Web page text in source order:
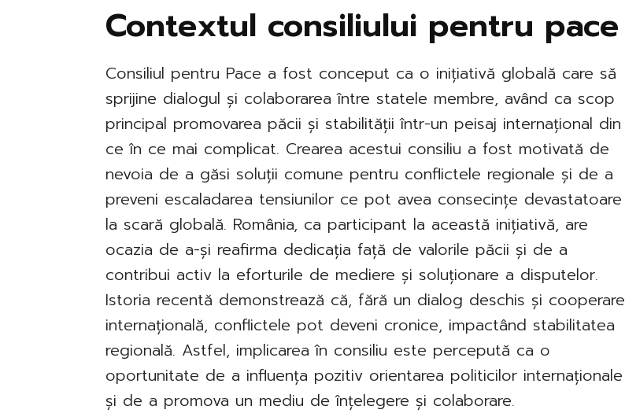
Contextul consiliului pentru pace
Consiliul pentru Pace a fost conceput ca o inițiativă globală care să
sprijine dialogul și colaborarea între statele membre, având ca scop
principal promovarea păcii și stabilității într-un peisaj internațional din
ce în ce mai complicat. Crearea acestui consiliu a fost motivată de
nevoia de a găsi soluții comune pentru conflictele regionale și de a
preveni escaladarea tensiunilor ce pot avea consecințe devastatoare
la scară globală. România, ca participant la această inițiativă, are
ocazia de a-și reafirma dedicația față de valorile păcii și de a
contribui activ la eforturile de mediere și soluționare a disputelor.
Istoria recentă demonstrează că, fără un dialog deschis și cooperare
internațională, conflictele pot deveni cronice, impactând stabilitatea
regională. Astfel, implicarea în consiliu este percepută ca o
oportunitate de a influența pozitiv orientarea politicilor internaționale
și de a promova un mediu de înțelegere și colaborare.